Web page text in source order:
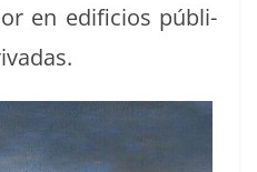
en edi­fi­cios públi­